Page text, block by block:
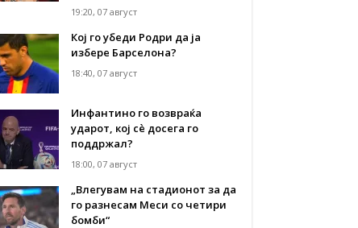
19:20, 07 август
Кој го убеди Родри да ја
избере Барселона?
18:40, 07 август
Инфантино го возвраќа
ударот, кој сè досега го
поддржал?
18:00, 07 август
„Влегувам на стадионот за да
го разнесам Меси со четири
бомби“